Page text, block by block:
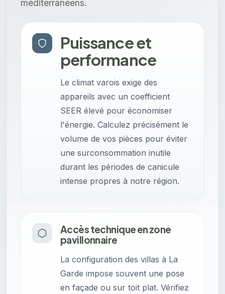
méditerranéens.
Puissance et
performance
Le climat varois exige des
appareils avec un coefficient
SEER élevé pour économiser
l'énergie. Calculez précisément le
volume de vos pièces pour éviter
une surconsommation inutile
durant les périodes de canicule
intense propres à notre région.
Accès technique en zone
pavillonnaire
La configuration des villas à La
Garde impose souvent une pose
en façade ou sur toit plat. Vérifiez